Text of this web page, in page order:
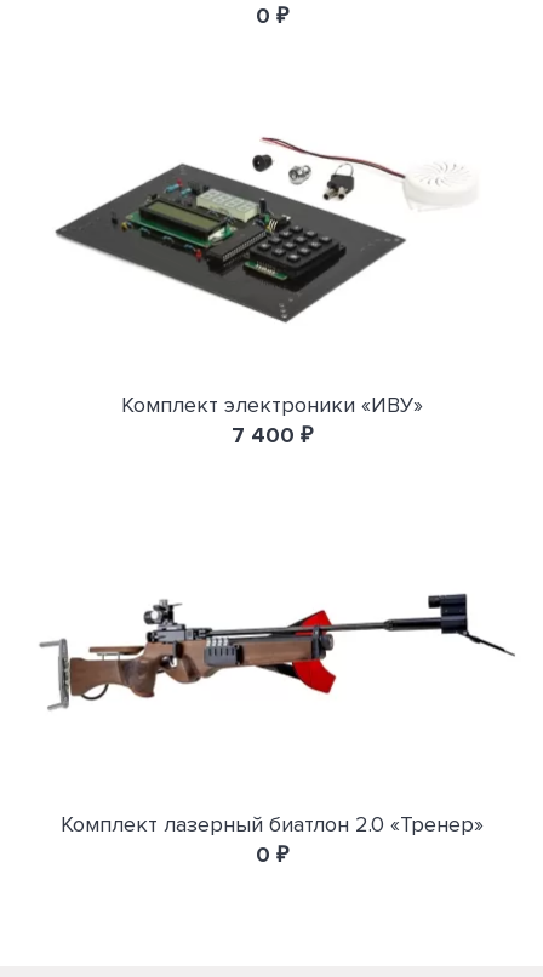
0 ₽
Комплект электроники «ИВУ»
7 400 ₽
Комплект лазерный биатлон 2.0 «Тренер»
0 ₽